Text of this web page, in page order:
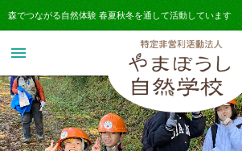
森でつながる自然体験 春夏秋冬を通して活動しています
menu